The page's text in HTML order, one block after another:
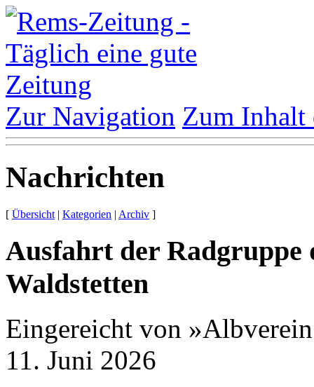
Zur Navigation Zum Inhalt
Nachrichten
[ Übersicht | Kategorien | Archiv ]
Ausfahrt der Radgruppe
Waldstetten
Eingereicht von
11. Juni 2026